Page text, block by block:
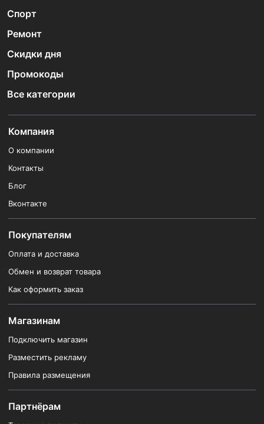
Спорт
Ремонт
Скидки дня
Промокоды
Все категории
Компания
О компании
Контакты
Блог
Вконтакте
Покупателям
Оплата и доставка
Обмен и возврат товара
Как оформить заказ
Магазинам
Подключить магазин
Разместить рекламу
Правила размещения
Партнёрам